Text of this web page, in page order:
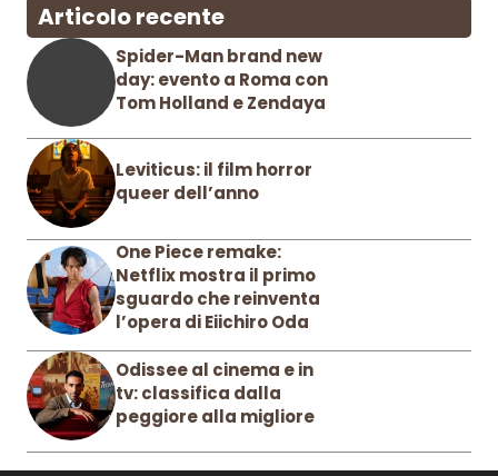
Articolo recente
Spider-Man brand new
day: evento a Roma con
Tom Holland e Zendaya
Leviticus: il film horror
queer dell’anno
One Piece remake:
Netflix mostra il primo
sguardo che reinventa
l’opera di Eiichiro Oda
Odissee al cinema e in
tv: classifica dalla
peggiore alla migliore